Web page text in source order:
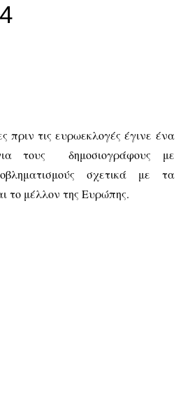
πριν τις ευρωεκλογές έγινε ένα
τους δημοσιογράφους με
σχετικά με τα
το μέλλον της Ευρώπης.